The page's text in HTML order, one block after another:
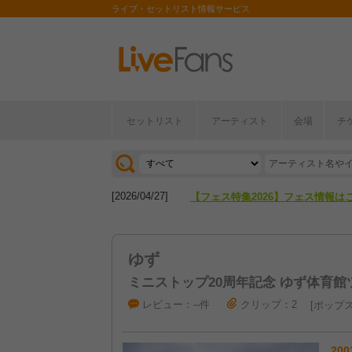
ライブ・セットリスト情報サービス
セットリスト アーティスト 会場 チ
[2026/07/28] 【ライブ動員ランキング】2026年
[2026/04/27] 【フェス特集2026】フェス情報は
ゆず
ミニストップ20周年記念 ゆず体育
レビュー：--件 クリップ：2 ポップ